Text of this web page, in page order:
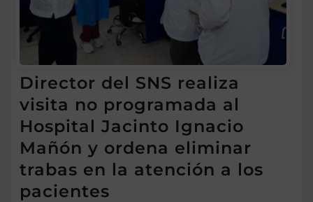
Director del SNS realiza
visita no programada al
Hospital Jacinto Ignacio
Mañón y ordena eliminar
trabas en la atención a los
pacientes